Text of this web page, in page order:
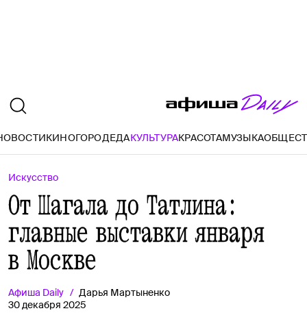
КИНОГОРОДЕДАКУЛЬТУРАКРАСОТАМУЗЫКА
Искусство
От Шагала до Татлина:
главные выставки января
в Москве
Афиша Daily
Дарья Мартыненко
30 декабря 2025